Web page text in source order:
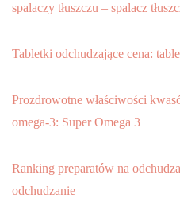
spalaczy tłuszczu – spalacz
Tabletki odchudzające cena:
Prozdrowotne właściwości
omega-3: Super Omega 3
Ranking preparatów na
odchudzanie